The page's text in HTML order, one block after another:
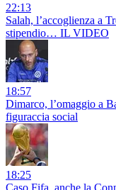
22:13
Salah, l’accoglienza a
stipendio… IL VIDEO
18:57
Dimarco, l’omaggio a
figuraccia social
18:25
Caso Fifa, anche la